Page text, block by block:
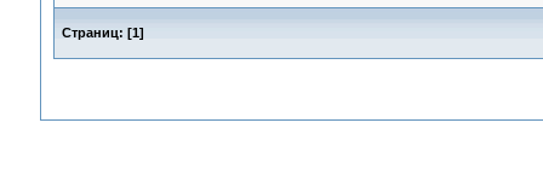
Страниц: [1]